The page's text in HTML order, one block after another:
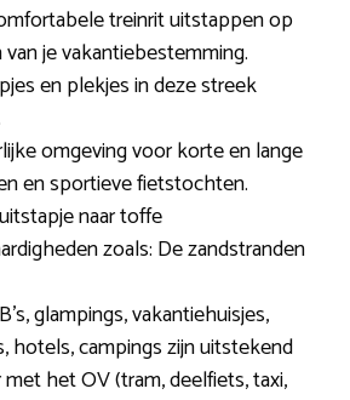
treinrit uitstappen op
je vakantiebestemming.
en plekjes in deze streek
omgeving voor korte en lange
en sportieve fietstochten.
naar toffe
zoals: De zandstranden
glampings, vakantiehuisjes,
hotels, campings zijn uitstekend
het OV (tram, deelfiets, taxi,